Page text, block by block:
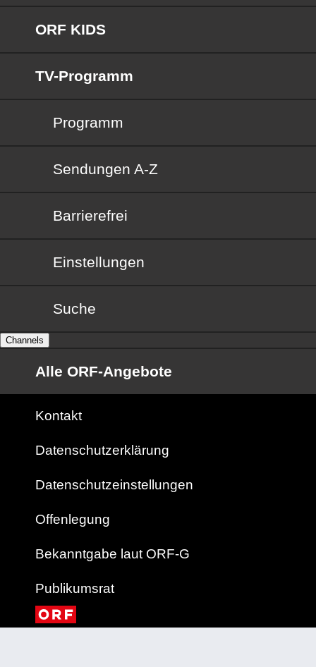
ORF KIDS
TV-Programm
Programm
Sendungen von A bis Z
Sendungen A-Z
Barrierefrei
Barrierefrei
Einstellungen
Suche
Channels
Alle ORF-Angebote
Kontakt
Datenschutzerklärung
Datenschutzeinstellungen
Offenlegung
Bekanntgabe laut ORF-G
Publikumsrat